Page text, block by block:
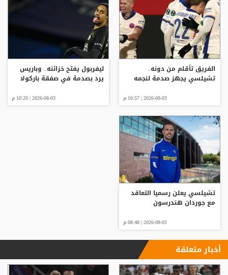
الفريق تأقلم من دونه..
تشيلسي يجهز صدمة لنجمه
2026-08-03 | 10:57 م
ليفربول يفتح خزائنه.. وباريس
يرد بصدمة في صفقة باركولا
2026-08-03 | 10:20 م
تشيلسي يعلن رسميا التعاقد
مع جوردان هندرسون
2026-08-03 | 08:48 م
أخبار متعلقة